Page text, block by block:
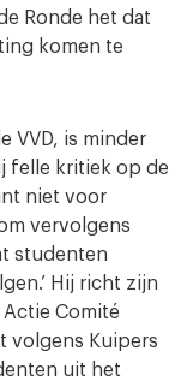
Ronde het dat
komen te
VVD, is minder
felle kritiek op de
niet voor
vervolgens
studenten
Hij richt zijn
Comité
volgens Kuipers
uit het